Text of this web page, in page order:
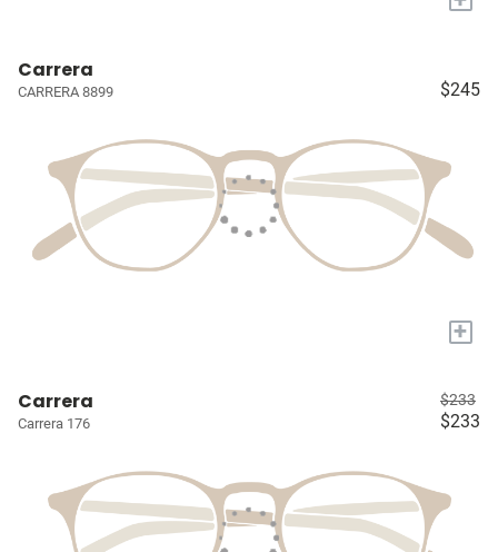
Carrera
CARRERA 8899 $245
+
Carrera
Carrera 176
$233
$233